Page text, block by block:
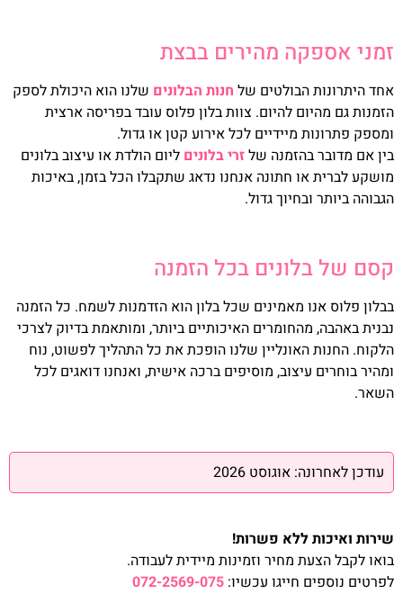
זמני אספקה מהירים בבצת
אחד היתרונות הבולטים של חנות הבלונים שלנו הוא היכולת לספק
הזמנות גם מהיום להיום. צוות בלון פלוס עובד בפריסה ארצית
ומספק פתרונות מיידיים לכל אירוע קטן או גדול.
בין אם מדובר בהזמנה שלזרי בלונים ליום הולדת או עיצוב בלונים
מושקע לברית או חתונה אנחנו נדאג שתקבלו הכל בזמן, באיכות
הגבוהה ביותר ובחיוך גדול.
קסם של בלונים בכל הזמנה
בבלון פלוס אנו מאמינים שכל בלון הוא הזדמנות לשמח. כל הזמנה
נבנית באהבה, מהחומרים האיכותיים ביותר, ומותאמת בדיוק לצרכי
הלקוח. החנות האונליין שלנו הופכת את כל התהליך לפשוט, נוח
ומהיר בוחרים עיצוב, מוסיפים ברכה אישית, ואנחנו דואגים לכל
השאר.
עודכן לאחרונה: אוגוסט 2026
שירות ואיכות ללא פשרות!
בואו לקבל הצעת מחיר וזמינות מיידית לעבודה.
לפרטים נוספים חייגו עכשיו: 072-2569-075